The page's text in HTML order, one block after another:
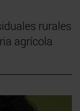
rurales
agrícola